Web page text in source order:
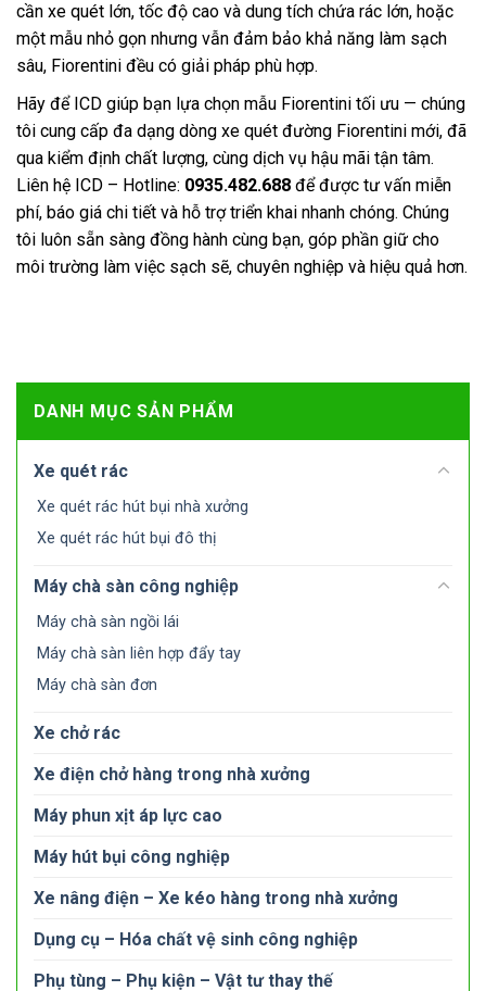
cần xe quét lớn, tốc độ cao và dung tích chứa rác lớn, hoặc
một mẫu nhỏ gọn nhưng vẫn đảm bảo khả năng làm sạch
sâu, Fiorentini đều có giải pháp phù hợp.
Hãy để ICD giúp bạn lựa chọn mẫu Fiorentini tối ưu — chúng
tôi cung cấp đa dạng dòng xe quét đường Fiorentini mới, đã
qua kiểm định chất lượng, cùng dịch vụ hậu mãi tận tâm.
Liên hệ ICD – Hotline: 0935.482.688 để được tư vấn miễn
phí, báo giá chi tiết và hỗ trợ triển khai nhanh chóng. Chúng
tôi luôn sẵn sàng đồng hành cùng bạn, góp phần giữ cho
môi trường làm việc sạch sẽ, chuyên nghiệp và hiệu quả hơn.
DANH MỤC SẢN PHẨM
Xe quét rác
Xe quét rác hút bụi nhà xưởng
Xe quét rác hút bụi đô thị
Máy chà sàn công nghiệp
Máy chà sàn ngồi lái
Máy chà sàn liên hợp đẩy tay
Máy chà sàn đơn
Xe chở rác
Xe điện chở hàng trong nhà xưởng
Máy phun xịt áp lực cao
Máy hút bụi công nghiệp
Xe nâng điện – Xe kéo hàng trong nhà xưởng
Dụng cụ – Hóa chất vệ sinh công nghiệp
Phụ tùng – Phụ kiện – Vật tư thay thế